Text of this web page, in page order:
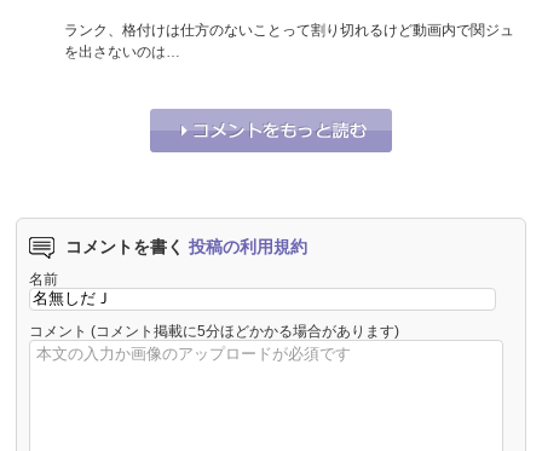
ランク、格付けは仕方のないことって割り切れるけど動画内で関ジュ
を出さないのは…
4 うーん… 0
コメントを書く 投稿の利用規約
名前
コメント (コメント掲載に5分ほどかかる場合があります)